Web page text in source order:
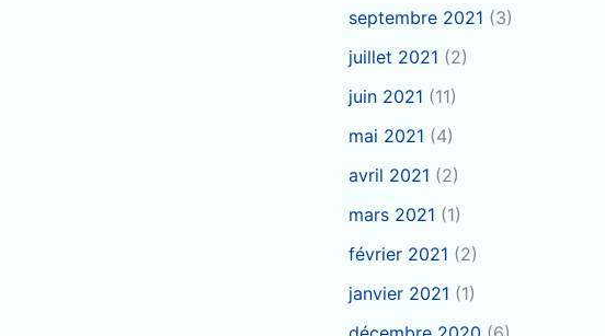
septembre 2021 (3)
juillet 2021 (2)
juin 2021 (11)
mai 2021 (4)
avril 2021 (2)
mars 2021 (1)
février 2021 (2)
janvier 2021 (1)